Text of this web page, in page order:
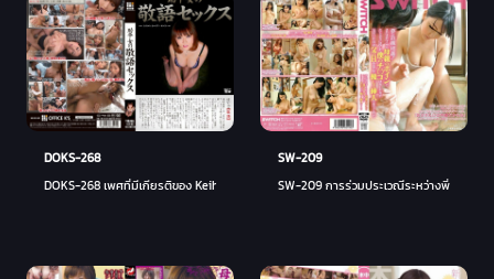
DOKS-268
DOKS-268 เพศที่มีเกียรติของ Keihei - ยูกิ โทมะ (มามิ ซากุไร)
SW-209
SW-209 การร่วมประเวณีระหว่างพี่น้องใน